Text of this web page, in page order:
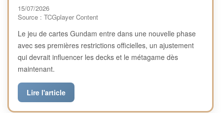
15/07/2026
Source : TCGplayer Content
Le jeu de cartes Gundam entre dans une nouvelle phase
avec ses premières restrictions officielles, un ajustement
qui devrait influencer les decks et le métagame dès
maintenant.
Lire l'article